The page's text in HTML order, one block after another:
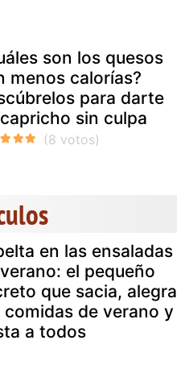
son los quesos
menos calorías?
para darte
sin culpa
en las ensaladas
el pequeño
que sacia, alegra
comidas de verano y
a todos